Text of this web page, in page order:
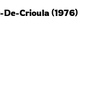
Crioula (1976)